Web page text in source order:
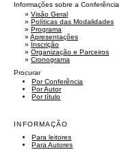
Informações sobre a Conferência
»Visão Geral
»Políticas das Modalidades
»Programa
»Apresentações
» Inscrição
»Organização e Parceiros
»Cronograma
Procurar
Por Conferência
Por Autor
Por título
INFORMAÇÃO
Para leitores
Para Autores